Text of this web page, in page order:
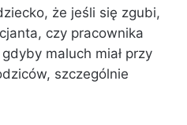
że jeśli się zgubi,
czy pracownika
maluch miał przy
szczególnie